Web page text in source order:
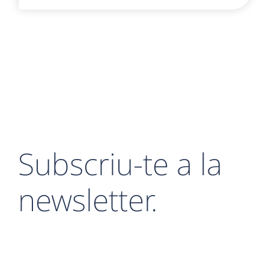
Subscriu-te a la
newsletter.